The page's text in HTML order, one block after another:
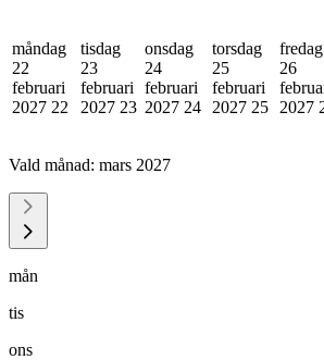
måndag
22
februari
2027 22
tisdag
23
februari
2027 23
onsdag
24
februari
2027 24
torsdag
25
februari
2027 25
fredag
26
2027
Vald månad: mars 2027
mån
tis
ons